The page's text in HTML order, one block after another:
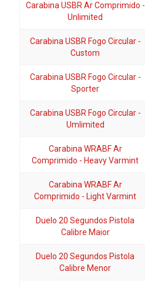
Carabina USBR Ar Comprimido -
Unlimited
Carabina USBR Fogo Circular -
Custom
Carabina USBR Fogo Circular -
Sporter
Carabina USBR Fogo Circular -
Umlimited
Carabina WRABF Ar
Comprimido - Heavy Varmint
Carabina WRABF Ar
Comprimido - Light Varmint
Duelo 20 Segundos Pistola
Calibre Maior
Duelo 20 Segundos Pistola
Calibre Menor